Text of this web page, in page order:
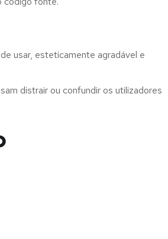
usar, esteticamente agradável e
distrair ou confundir os utilizadores